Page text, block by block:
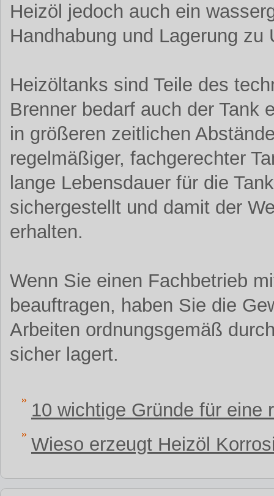
Heizöl jedoch auch ein
Handhabung und Lagerung
Heizöltanks sind Teile des
Brenner bedarf auch der Tank
in größeren zeitlichen
regelmäßiger, fachgerechter
lange Lebensdauer für die
sichergestellt und damit der
erhalten.
Wenn Sie einen Fachbetrieb
beauftragen, haben Sie die
Arbeiten ordnungsgemäß
sicher lagert.
10 wichtige Gründe für eine
Wieso erzeugt Heizöl